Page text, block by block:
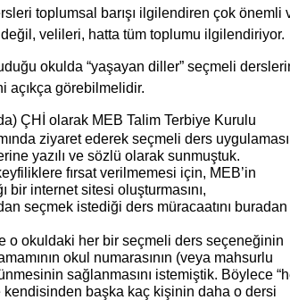
toplumsal barışı ilgilendiren çok önemli
velileri, hatta tüm toplumu ilgilendiriyor.
okulda “yaşayan diller” seçmeli
açıkça görebilmelidir.
ÇHİ olarak MEB Talim Terbiye Kurulu
ziyaret ederek seçmeli ders uygulaması
yazılı ve sözlü olarak sunmuştuk.
fırsat verilmemesi için, MEB’in
bir internet sitesi oluşturmasını,
seçmek istediği ders müracaatını buradan
o okuldaki her bir seçmeli ders seçeneğinin
okul numarasının (veya mahsurlu
sağlanmasını istemiştik. Böylece
başka kaç kişinin daha o dersi